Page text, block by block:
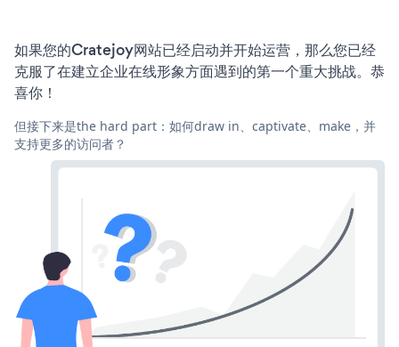
如果您的Cratejoy网站已经启动并开始运营，那么您已经
克服了在建立企业在线形象方面遇到的第一个重大挑战。恭
喜你！
但接下来是the hard part：如何draw in、captivate、make，并
支持更多的访问者？